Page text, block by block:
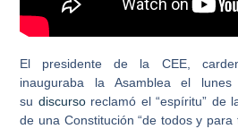
El presidente de la CEE,
inauguraba la Asamblea el
su discursoreclamó el “espíritu” de
de una Constitución “de todos y